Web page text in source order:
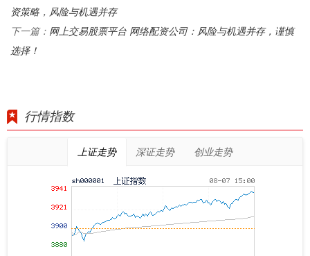
资策略，风险与机遇并存
下一篇： 网上交易股票平台 网络配资公司：风险与机遇并存，谨慎
选择！
行情指数
上证走势 深证走势 创业走势